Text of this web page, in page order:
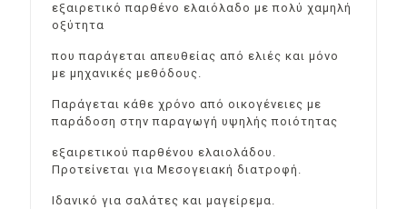
εξαιρετικό παρθένο ελαιόλαδο με πολύ χαμηλή
οξύτητα
που παράγεται απευθείας από ελιές και μόνο
με μηχανικές μεθόδους.
Παράγεται κάθε χρόνο από οικογένειες με
παράδοση στην παραγωγή υψηλής ποιότητας
εξαιρετικού παρθένου ελαιολάδου.
Προτείνεται για Μεσογειακή διατροφή.
Ιδανικό για σαλάτες και μαγείρεμα.